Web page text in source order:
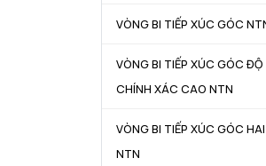
VÒNG BI TIẾP XÚC GÓC
VÒNG BI TIẾP XÚC GÓC ĐỘ
CHÍNH XÁC CAO NTN
VÒNG BI TIẾP XÚC GÓC
NTN